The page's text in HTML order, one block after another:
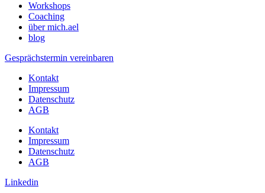
Workshops
Coaching
über mich.ael
blog
Gesprächstermin vereinbaren
Kontakt
Impressum
Datenschutz
AGB
Kontakt
Impressum
Datenschutz
AGB
Linkedin